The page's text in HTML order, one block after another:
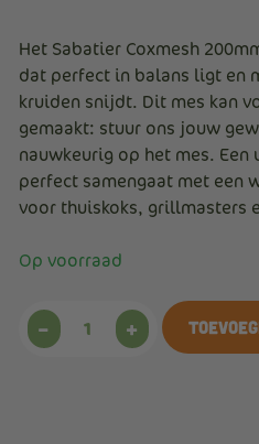
Het Sabatier Coxmesh
dat perfect in balans ligt en
kruiden snijdt. Dit mes kan
gemaakt: stuur ons jouw
nauwkeurig op het mes.
perfect samengaat met een
voor thuiskoks, grillmasters
Op voorraad
- koksmes
met
Gravering
+